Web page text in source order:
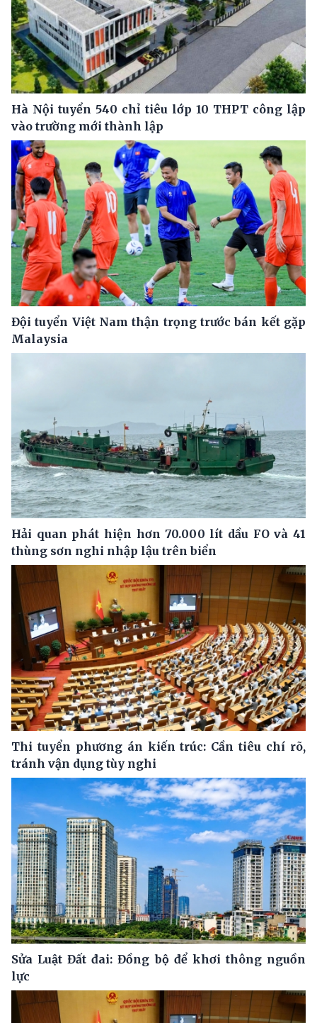
Hà Nội tuyển 540 chỉ tiêu lớp 10 THPT công lập
vào trường mới thành lập
Đội tuyển Việt Nam thận trọng trước bán kết gặp
Malaysia
Hải quan phát hiện hơn 70.000 lít dầu FO và 41
thùng sơn nghi nhập lậu trên biển
Thi tuyển phương án kiến trúc: Cần tiêu chí rõ,
tránh vận dụng tùy nghi
Sửa Luật Đất đai: Đồng bộ để khơi thông nguồn
lực